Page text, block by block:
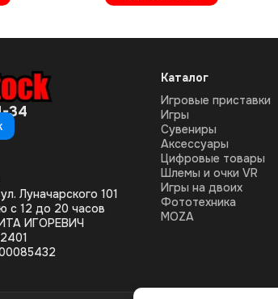
34
Луначарского 101
с 12 до 20 часов
ИГОРЕВИЧ
Каталог
Игровые приставки
Игры
Сувениры
Аксессуары
Цифровые товары
Шлемы и очки VR
Игры на двоих
Фототехника
MOZA